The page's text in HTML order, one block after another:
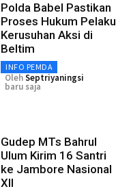
Polda Babel Pastikan
Proses Hukum Pelaku
Kerusuhan Aksi di
Beltim
INFO PEMDA
OlehSeptriyaningsi
baru saja
Gudep MTs Bahrul
Ulum Kirim 16 Santri
ke Jambore Nasional
XII